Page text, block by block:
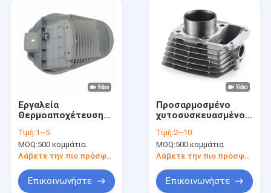
Εργαλεία
Θερμοαποχέτευσης
θέρμανση
Ηλεκτρονικός
θερμοαποχέτευσης
ελαφρύ
Τιμή:1~5
MOQ:500 κομμάτια
Λάβετε την πιο πρόσφατη τιμή
Επικοινωνήστε
Προσαρμοσμένο
χυτοσυσκευασμένο
ελαφρύς μικρός
θερμοχύτης ακρίβεια
Τιμή:2~10
MOQ:500 κομμάτια
Λάβετε την πιο πρόσφατη τιμή
Επικοινωνήστε